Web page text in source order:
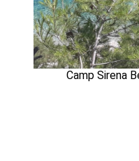
Camp Sirena